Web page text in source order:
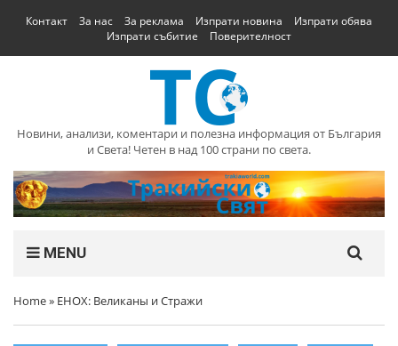
Контакт За нас За реклама Изпрати новина
Изпрати обява
Изпрати събитие
Поверителност
Новини, анализи, коментари и полезна информация от България
и Света! Четен в над 100 страни по света.
MENU
Home» ЕНОХ: Великаны и Стражи